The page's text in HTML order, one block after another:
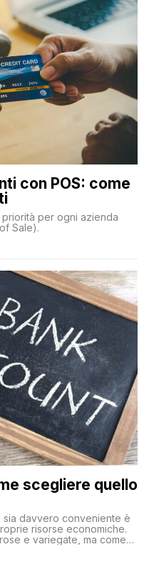
con POS: come
per ogni azienda
Sale).
scegliere quello
davvero conveniente è
risorse economiche.
e variegate, ma come
esigenze senza